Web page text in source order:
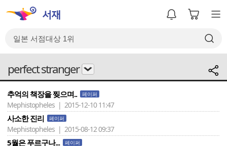
perfect stranger
추억의 책장을 찢으며.. 페이퍼
Mephistopheles | 2015-12-10 11:47
사소한 진리 페이퍼
Mephistopheles | 2015-08-12 09:37
5월은 푸르구나... 페이퍼